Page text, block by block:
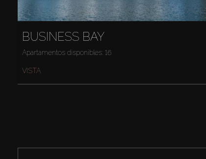
BUSINESS BAY
Apartamentos disponibles: 16
VISTA